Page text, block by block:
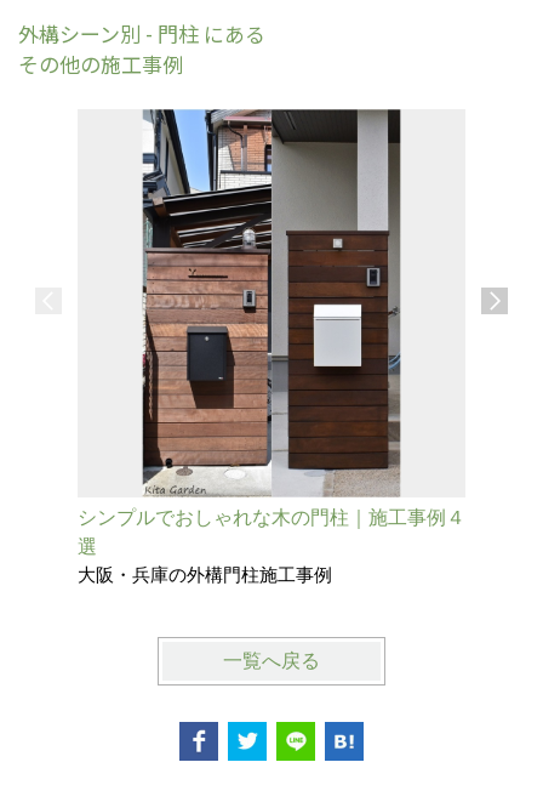
外構シーン別 - 門柱 にある
その他の施工事例
シンプルでおしゃれな木の門柱｜施工事例４
選
大阪・兵庫の外構門柱施工事例
一覧へ戻る